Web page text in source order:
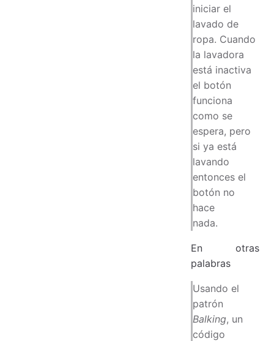
iniciar el
lavado de
ropa. Cuando
la lavadora
está inactiva
el botón
funciona
como se
espera, pero
si ya está
lavando
entonces el
botón no
hace
nada.
En otras
palabras
Usando el
patrón
Balking, un
código